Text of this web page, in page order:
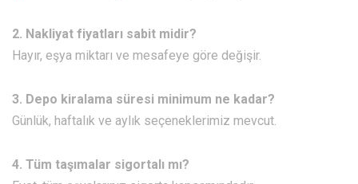
2. Nakliyat fiyatları sabit midir?
Hayır, eşya miktarı ve mesafeye göre değişir.
3. Depo kiralama süresi minimum ne kadar?
Günlük, haftalık ve aylık seçeneklerimiz mevcut.
4. Tüm taşımalar sigortalı mı?